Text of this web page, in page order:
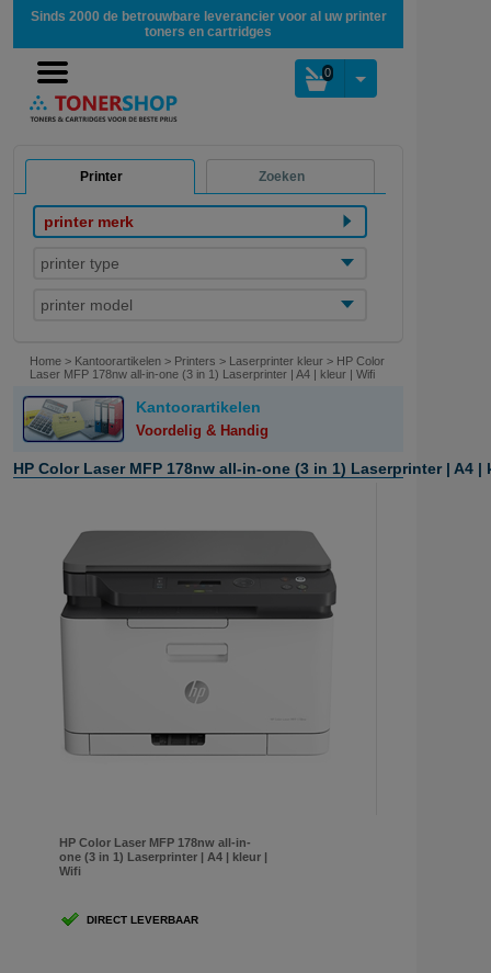
Sinds 2000 de betrouwbare leverancier voor al uw printer
toners en cartridges
0
Printer Zoeken
printer merk
printer type
printer model
Home > Kantoorartikelen > Printers > Laserprinter kleur > HP Color
Laser MFP 178nw all-in-one (3 in 1) Laserprinter | A4 | kleur | Wifi
Kantoorartikelen
Voordelig & Handig
HP Color Laser MFP 178nw all-in-one (3 in 1) Laserprinter | A4 |
HP Color Laser MFP 178nw all-in-
one (3 in 1) Laserprinter | A4 | kleur |
Wifi
DIRECT LEVERBAAR